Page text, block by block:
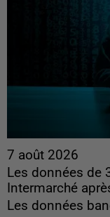
7 août 2026
Les données de
Intermarché
Les données